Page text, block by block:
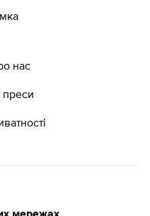
нас
преси